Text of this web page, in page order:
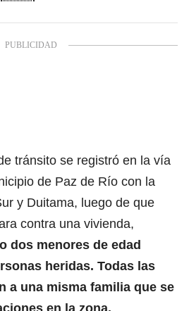
tránsito se registró en la vía
de Paz de Río con la
y Duitama, luego de que
contra una vivienda,
dos menores de edad
heridas. Todas las
a una misma familia que se
en la zona.